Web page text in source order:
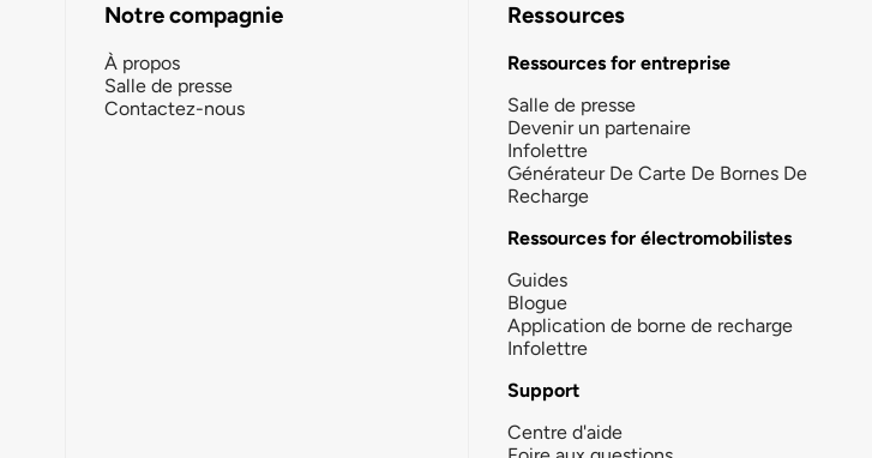
Notre compagnie
À propos
Salle de presse
Contactez-nous
Ressources
Ressources for entreprise
Salle de presse
Devenir un partenaire
Infolettre
Générateur De Carte De Bornes De
Recharge
Ressources for électromobilistes
Guides
Blogue
Application de borne de recharge
Infolettre
Support
Centre d'aide